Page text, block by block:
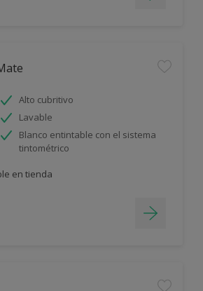
Alto cubritivo
Lavable
Blanco entintable con el sistema
tintométrico
en tienda